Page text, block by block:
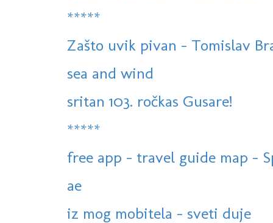
*****
Zašto uvik pivan - Tomislav
sea and wind
sritan 103. ročkas Gusare!
*****
free app - travel guide map -
ae
iz mog mobitela - sveti duje